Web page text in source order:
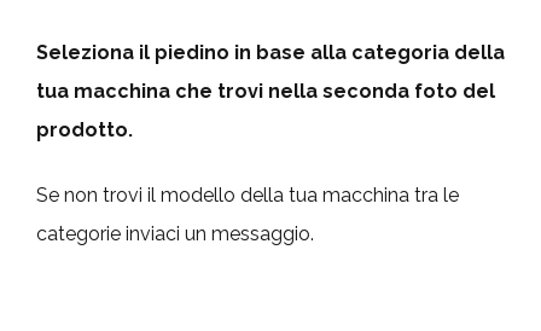
Seleziona il piedino in base alla categoria della
tua macchina che trovi nella seconda foto del
prodotto.
Se non trovi il modello della tua macchina tra le
categorie inviaci un messaggio.